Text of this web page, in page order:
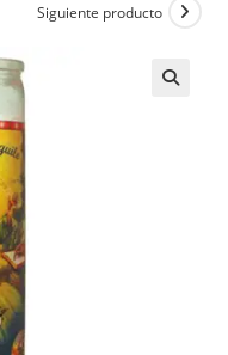
Siguiente producto